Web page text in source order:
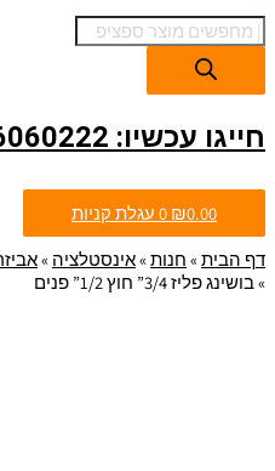
חייגו עכשיו: 046060222
₪0.00
0 עגלת קניות
דף הבית» חנות»אינסטלציה »
»בושינג פליז 3/4” חוץ 1/2” פנים